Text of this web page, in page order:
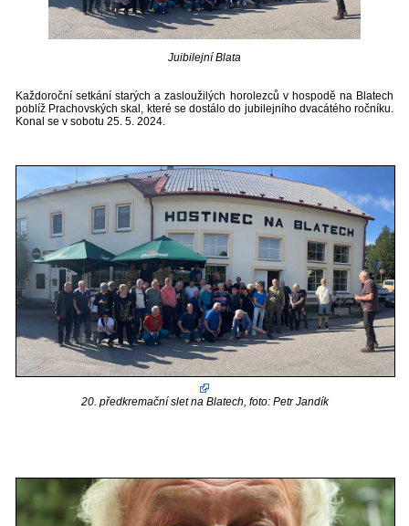
Juibilejní Blata
Každoroční setkání starých a zasloužilých horolezců v hospodě na Blatech
poblíž Prachovských skal, které se dostálo do jubilejního dvacátého ročníku.
Konal se v sobotu 25. 5. 2024.
20. předkremační slet na Blatech, foto: Petr Jandík